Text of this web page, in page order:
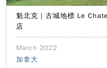
魁北克｜古城地標 Le
店
March 2022
加拿大